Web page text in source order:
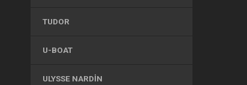
TUDOR
U-BOAT
ULYSSE NARDIN